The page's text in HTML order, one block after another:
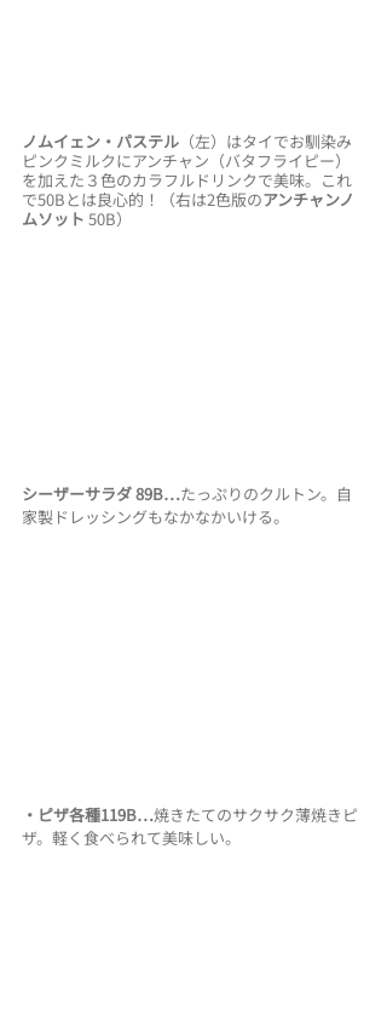
ノムイェン・パステル （左）はタイでお馴染み
ピンクミルクにアンチャン（バタフライピー）
を加えた３色のカラフルドリンクで美味。これ
で50Bとは良心的！（右は2色版のアンチャンノ
ムソット 50B）
シーザーサラダ 89B…たっぷりのクルトン。自
家製ドレッシングもなかなかいける。
・ピザ各種119B…焼きたてのサクサク薄焼きピ
ザ。軽く食べられて美味しい。